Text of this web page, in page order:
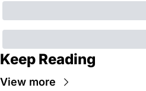
Keep Reading
View more